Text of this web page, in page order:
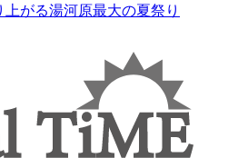
がる湯河原最大の夏祭り